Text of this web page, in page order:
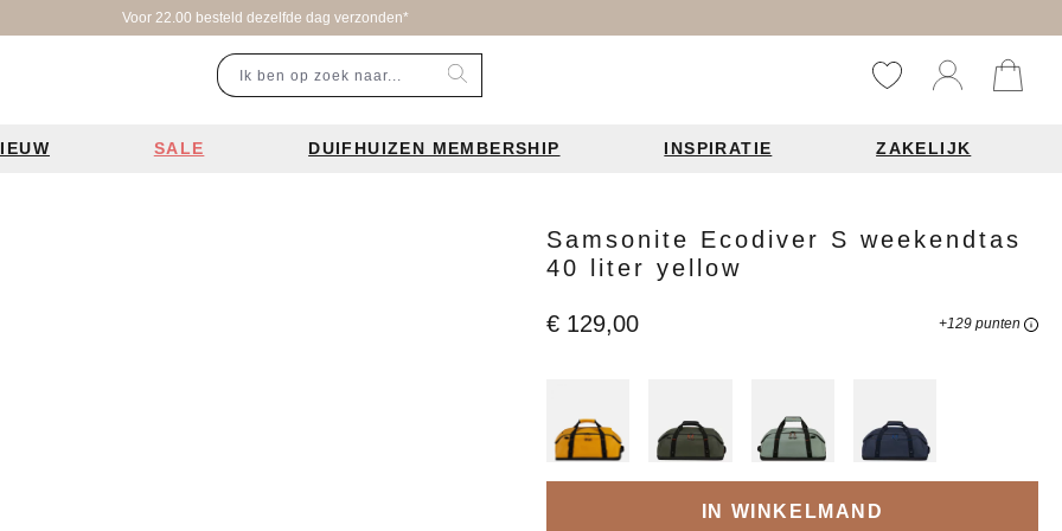
Voor 22.00 besteld dezelfde dag verzonden*
SALE DUIFHUIZEN MEMBERSHIP INSPIRATIE ZAKELIJK
Reistassen Accessoires Fashion items
Bruiloft trends 2026
De leukste Bag Charms
Samsonite Ecodiver S weekendtas
40 liter yellow
€ 129,00 +129 punten
IN WINKELMAND